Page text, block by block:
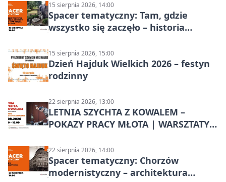
15 sierpnia 2026, 14:00
Spacer tematyczny: Tam, gdzie
wszystko się zaczęło – historia
15 sierpnia 2026, 15:00
Dzień Hajduk Wielkich 2026 – festyn
rodzinny
22 sierpnia 2026, 13:00
LETNIA SZYCHTA Z KOWALEM –
POKAZY PRACY MŁOTA | WARSZTATY
22 sierpnia 2026, 14:00
Spacer tematyczny: Chorzów
modernistyczny – architektura